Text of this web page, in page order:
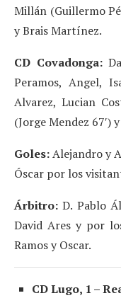
Millán (Guillermo
y Brais Martínez.
CD Covadonga:
Peramos, Angel,
Alvarez, Lucian
(Jorge Mendez 67′)
Goles:Alejandro y
Óscar por los
Árbitro: D. Pablo
David Ares y por
Ramos y Oscar.
CD Lugo, 1 –